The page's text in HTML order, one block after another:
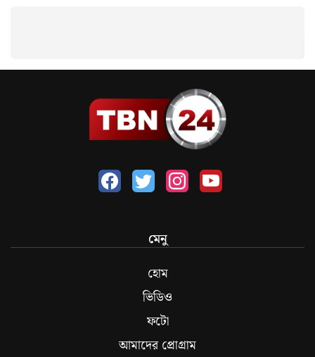
মেনু
হোম
ভিডিও
ফটো
আমাদের প্রোগ্রাম